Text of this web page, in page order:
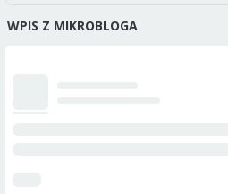
WPIS Z MIKROBLOGA